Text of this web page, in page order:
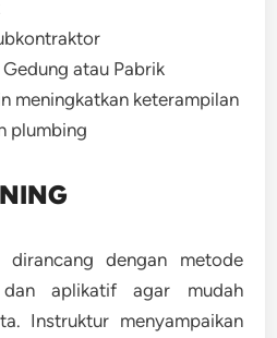
atau Pabrik
meningkatkan keterampilan
plumbing
dengan metode
aplikatif agar mudah
Instruktur menyampaikan